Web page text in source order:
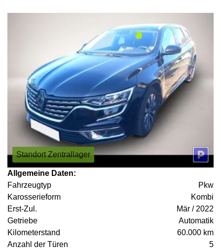
Standort Zentrallager
Allgemeine Daten:
Fahrzeugtyp
Pkw
Karosserieform
Kombi
Erst-Zul.
Mär / 2022
Getriebe
Automatik
Kilometerstand
60.000 km
Anzahl der Türen
5